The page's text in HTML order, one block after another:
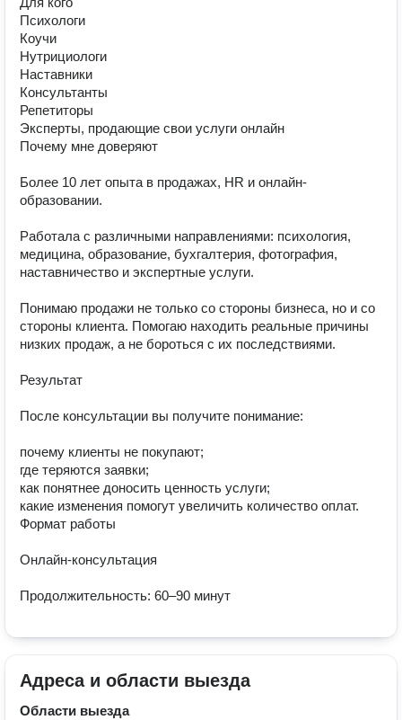
Психологи
Коучи
Нутрициологи
Наставники
Консультанты
Репетиторы
Эксперты, продающие свои услуги онлайн
Почему мне доверяют
Более 10 лет опыта в продажах, HR и онлайн-
образовании.
Работала с различными направлениями: психология,
медицина, образование, бухгалтерия, фотография,
наставничество и экспертные услуги.
Понимаю продажи не только со стороны бизнеса, но и со
стороны клиента. Помогаю находить реальные причины
низких продаж, а не бороться с их последствиями.
Результат
После консультации вы получите понимание:
почему клиенты не покупают;
где теряются заявки;
как понятнее доносить ценность услуги;
какие изменения помогут увеличить количество оплат.
Формат работы
Онлайн-консультация
Продолжительность: 60–90 минут
Адреса и области выезда
Области выезда